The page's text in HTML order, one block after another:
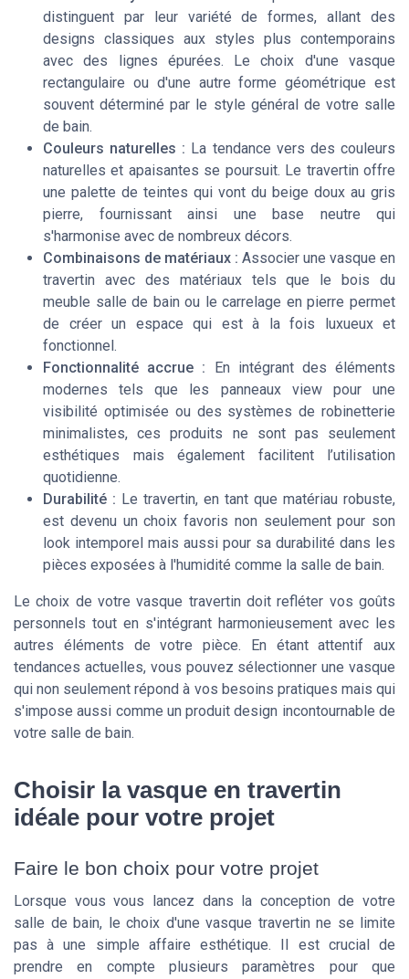
distinguent par leur variété de formes, allant des
designs classiques aux styles plus contemporains
avec des lignes épurées. Le choix d'une vasque
rectangulaire ou d'une autre forme géométrique est
souvent déterminé par le style général de votre salle
de bain.
Couleurs naturelles : La tendance vers des couleurs
naturelles et apaisantes se poursuit. Le travertin offre
une palette de teintes qui vont du beige doux au gris
pierre, fournissant ainsi une base neutre qui
s'harmonise avec de nombreux décors.
Combinaisons de matériaux : Associer une vasque en
travertin avec des matériaux tels que le bois du
meuble salle de bain ou le carrelage en pierre permet
de créer un espace qui est à la fois luxueux et
fonctionnel.
Fonctionnalité accrue : En intégrant des éléments
modernes tels que les panneaux view pour une
visibilité optimisée ou des systèmes de robinetterie
minimalistes, ces produits ne sont pas seulement
esthétiques mais également facilitent l’utilisation
quotidienne.
Durabilité : Le travertin, en tant que matériau robuste,
est devenu un choix favoris non seulement pour son
look intemporel mais aussi pour sa durabilité dans les
pièces exposées à l'humidité comme la salle de bain.
Le choix de votre vasque travertin doit refléter vos goûts
personnels tout en s'intégrant harmonieusement avec les
autres éléments de votre pièce. En étant attentif aux
tendances actuelles, vous pouvez sélectionner une vasque
qui non seulement répond à vos besoins pratiques mais qui
s'impose aussi comme un produit design incontournable de
votre salle de bain.
Choisir la vasque en travertin
idéale pour votre projet
Faire le bon choix pour votre projet
Lorsque vous vous lancez dans la conception de votre
salle de bain, le choix d'une vasque travertin ne se limite
pas à une simple affaire esthétique. Il est crucial de
prendre en compte plusieurs paramètres pour que